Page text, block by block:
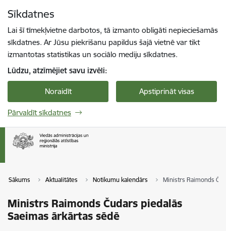
Sīkdatnes
Lai šī tīmekļvietne darbotos, tā izmanto obligāti nepieciešamās
sīkdatnes. Ar Jūsu piekrišanu papildus šajā vietnē var tikt
izmantotas statistikas un sociālo mediju sīkdatnes.
Lūdzu, atzīmējiet savu izvēli:
Noraidīt Apstiprināt visas
Pārvaldīt sīkdatnes
Sākums Aktualitātes Notikumu kalendārs Ministrs Raimonds
Ministrs Raimonds Čudars piedalās
Saeimas ārkārtas sēdē